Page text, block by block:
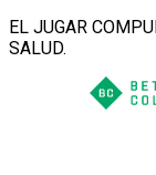
EL JUGAR
SALUD.